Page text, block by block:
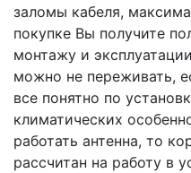
заломы кабеля,
покупке Вы получите
монтажу и
можно не переживать,
все понятно по
климатических
работать антенна, то
рассчитан на работу в